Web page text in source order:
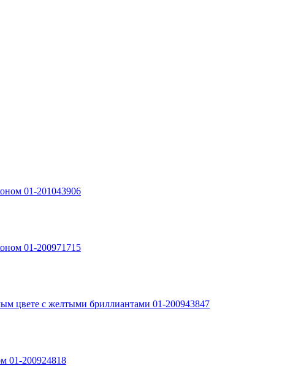
01-201043906
01-200971715
цвете с желтыми бриллиантами 01-200943847
01-200924818